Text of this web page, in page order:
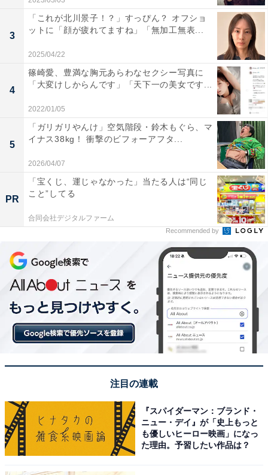
3
「これが北川景子！？」すっぴん？ オフショ
ットに「顔が疲れてますね」「無加工無表...
2025/04/22
4
篠崎愛、豊満な胸元あらわなセクシー写真に
「大変けしからんです」「天下一の美女です...
2022/01/05
5
「ガリガリやんけ」空気階段・鈴木もぐら、マ
イナス38kg！ 衝撃のビフォーアフタ...
2026/04/07
PR
「宝くじ、運じゃなかった」当たる人は“同じ
こと”してる
合同会社デジタルファーム
Recommended by
注目の連載
『スパイダーマン：ブランド・
ニュー・デイ』が「史上もっと
も優しいヒーロー映画」になっ
た理由。予習したい作品は？